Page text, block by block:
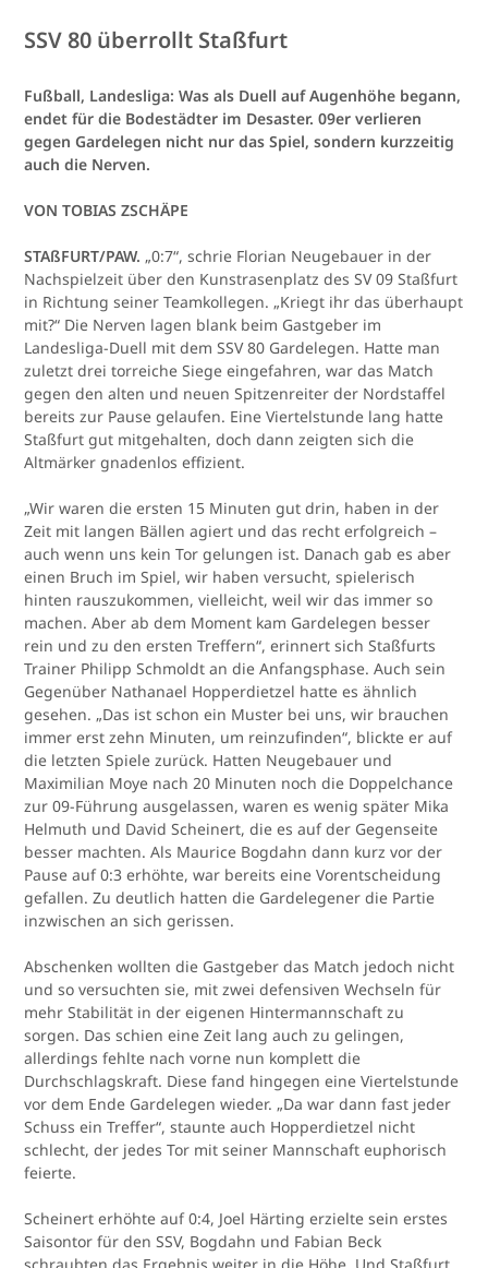
SSV 80 überrollt Staßfurt
Fußball, Landesliga: Was als Duell auf Augenhöhe begann,
endet für die Bodestädter im Desaster. 09er verlieren
gegen Gardelegen nicht nur das Spiel, sondern kurzzeitig
auch die Nerven.
VON TOBIAS ZSCHÄPE
STAßFURT/PAW. „0:7“, schrie Florian Neugebauer in der
Nachspielzeit über den Kunstrasenplatz des SV 09 Staßfurt
in Richtung seiner Teamkollegen. „Kriegt ihr das überhaupt
mit?“ Die Nerven lagen blank beim Gastgeber im
Landesliga-Duell mit dem SSV 80 Gardelegen. Hatte man
zuletzt drei torreiche Siege eingefahren, war das Match
gegen den alten und neuen Spitzenreiter der Nordstaffel
bereits zur Pause gelaufen. Eine Viertelstunde lang hatte
Staßfurt gut mitgehalten, doch dann zeigten sich die
Altmärker gnadenlos effizient.
„Wir waren die ersten 15 Minuten gut drin, haben in der
Zeit mit langen Bällen agiert und das recht erfolgreich –
auch wenn uns kein Tor gelungen ist. Danach gab es aber
einen Bruch im Spiel, wir haben versucht, spielerisch
hinten rauszukommen, vielleicht, weil wir das immer so
machen. Aber ab dem Moment kam Gardelegen besser
rein und zu den ersten Treffern“, erinnert sich Staßfurts
Trainer Philipp Schmoldt an die Anfangsphase. Auch sein
Gegenüber Nathanael Hopperdietzel hatte es ähnlich
gesehen. „Das ist schon ein Muster bei uns, wir brauchen
immer erst zehn Minuten, um reinzufinden“, blickte er auf
die letzten Spiele zurück. Hatten Neugebauer und
Maximilian Moye nach 20 Minuten noch die Doppelchance
zur 09-Führung ausgelassen, waren es wenig später Mika
Helmuth und David Scheinert, die es auf der Gegenseite
besser machten. Als Maurice Bogdahn dann kurz vor der
Pause auf 0:3 erhöhte, war bereits eine Vorentscheidung
gefallen. Zu deutlich hatten die Gardelegener die Partie
inzwischen an sich gerissen.
Abschenken wollten die Gastgeber das Match jedoch nicht
und so versuchten sie, mit zwei defensiven Wechseln für
mehr Stabilität in der eigenen Hintermannschaft zu
sorgen. Das schien eine Zeit lang auch zu gelingen,
allerdings fehlte nach vorne nun komplett die
Durchschlagskraft. Diese fand hingegen eine Viertelstunde
vor dem Ende Gardelegen wieder. „Da war dann fast jeder
Schuss ein Treffer“, staunte auch Hopperdietzel nicht
schlecht, der jedes Tor mit seiner Mannschaft euphorisch
feierte.
Scheinert erhöhte auf 0:4, Joel Härting erzielte sein erstes
Saisontor für den SSV, Bogdahn und Fabian Beck